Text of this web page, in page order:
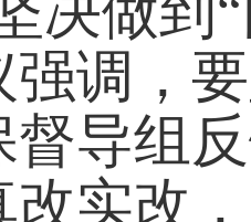
决做到
，要
督导组
改实改